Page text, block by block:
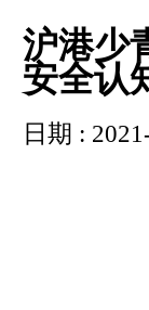
沪港少
安全认
日期 :